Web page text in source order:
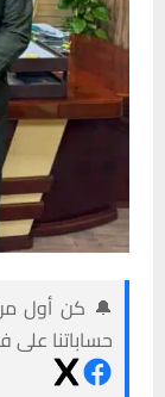
🔔 كن أول من
حساباتنا